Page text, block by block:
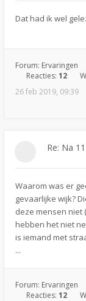
Dat had ik wel
Forum: Ervaringen
Reacties: 12
26 feb 2019, 09:39
Re: Na
Waarom was er
gevaarlijke wijk?
deze mensen niet
hebben het niet
is iemand met
...
Forum: Ervaringen
Reacties: 12